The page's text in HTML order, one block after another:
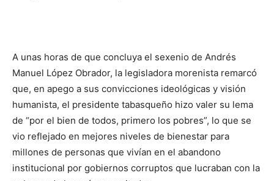
A unas horas de que concluya el sexenio de Andrés
Manuel López Obrador, la legisladora morenista remarcó
que, en apego a sus convicciones ideológicas y visión
humanista, el presidente tabasqueño hizo valer su lema
de “por el bien de todos, primero los pobres”, lo que se
vio reflejado en mejores niveles de bienestar para
millones de personas que vivían en el abandono
institucional por gobiernos corruptos que lucraban con la